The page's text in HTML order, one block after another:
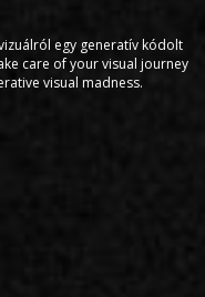
egy generatív kódolt
care of your visual journey
visual madness.